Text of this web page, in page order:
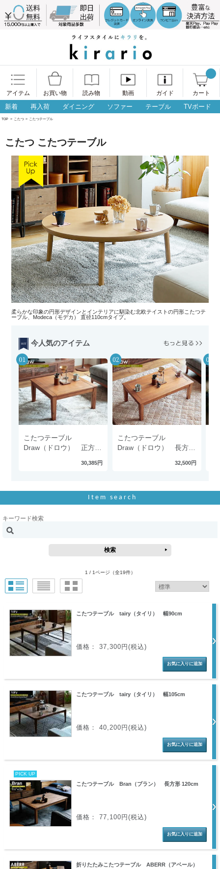
アイテム お買い物 読み物 動画 ガイド カート
新着 再入荷 ダイニング ソファー テーブル TVボード
TOP > こたつ > こたつテーブル
こたつ こたつテーブル
柔らかな印象の円形デザインとインテリアに馴染む北欧テイストの円形こたつテ
ーブル、Modeca（モデカ） 直径110cmタイプ。
今人気のアイテム
こたつテーブル
Draw（ドロウ） 正方形
30,385円
こたつテーブル
Draw（ドロウ） 長方形
32,500円
Item search
キーワード検索
1 / 1ページ （全19件）
こたつテーブル tairy（タイリ） 幅90cm
価格： 37,300円(税込)
こたつテーブル tairy（タイリ） 幅105cm
価格： 40,200円(税込)
PICK UP
こたつテーブル Bran（ブラン） 長方形 120cm
価格： 77,100円(税込)
折りたたみこたつテーブル ABERR（アベール）